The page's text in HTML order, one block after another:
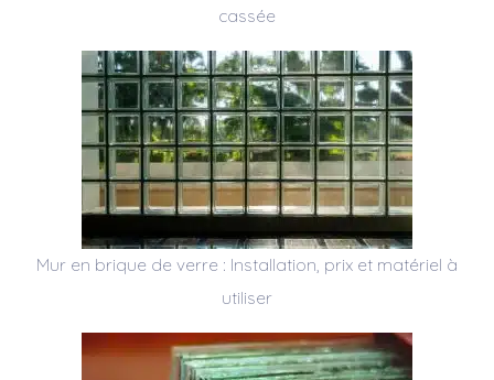
cassée
Mur en brique de verre : Installation, prix et matériel à
utiliser